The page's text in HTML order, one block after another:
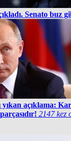
Senato buz
yıkan açıklama:
2147 kez